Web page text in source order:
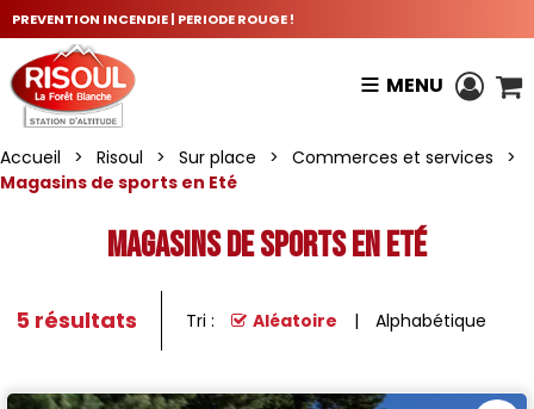
PREVENTION INCENDIE | PERIODE ROUGE !
MENU
Accueil > Risoul > Sur place > Commerces et services
>
Magasins de sports en Eté
Magasins de sports en Eté
5 résultats Tri : Aléatoire Alphabétique